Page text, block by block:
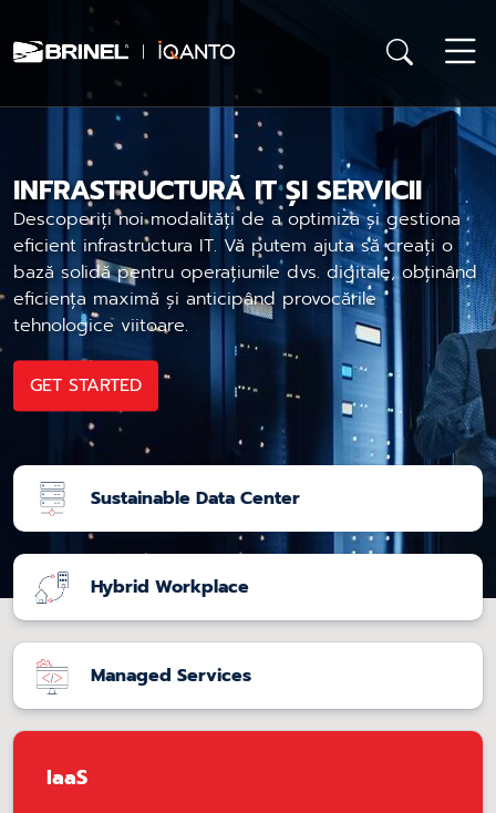
INFRASTRUCTURĂ IT ȘI SERVICII
Descoperiți noi modalități de a optimiza și gestiona
eficient infrastructura IT. Vă putem ajuta să creați o
bază solidă pentru operațiunile dvs. digitale, obținând
eficiența maximă și anticipând provocările
tehnologice viitoare.
GET STARTED
Sustainable Data Center
Hybrid Workplace
Managed Services
IaaS